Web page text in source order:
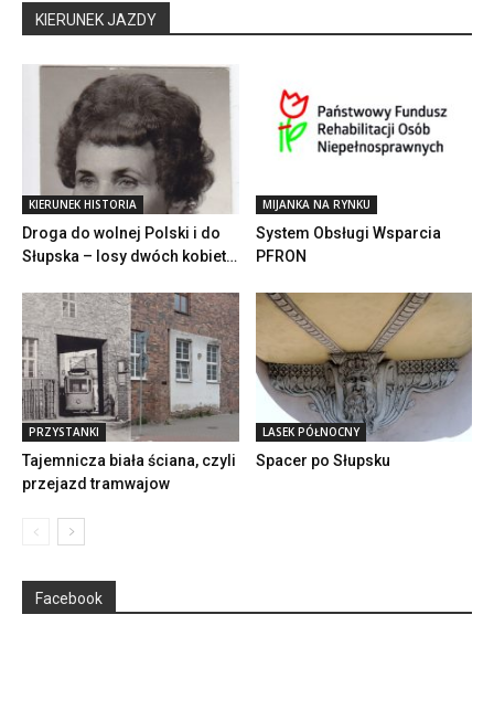
KIERUNEK JAZDY
KIERUNEK HISTORIA
Droga do wolnej Polski i do
Słupska – losy dwóch kobiet…
MIJANKA NA RYNKU
System Obsługi Wsparcia
PFRON
PRZYSTANKI
Tajemnicza biała ściana, czyli
przejazd tramwajow
LASEK PÓŁNOCNY
Spacer po Słupsku
Facebook